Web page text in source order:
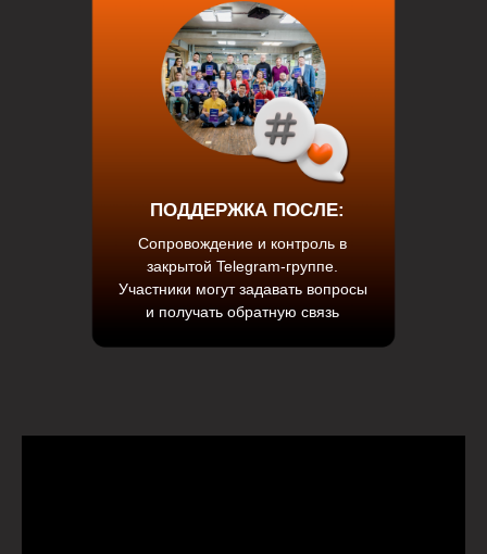
Сопровождение и контроль в
закрытой Telegram-группе.
Участники могут задавать вопросы
и получать обратную связь
ПОДДЕРЖКА ПОСЛЕ: